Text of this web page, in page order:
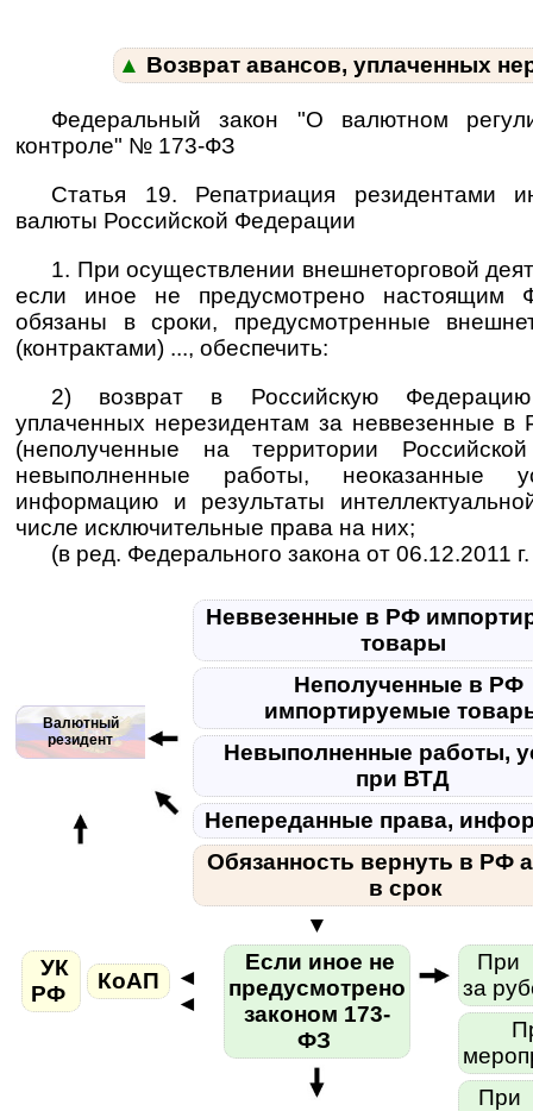
▲ Возврат авансов, уплаченных
Федеральный закон "О валютном
контроле" № 173-ФЗ
Статья 19. Репатриация резидентами
валюты Российской Федерации
1. При осуществлении внешнеторговой
если иное не предусмотрено настоящим
обязаны в сроки, предусмотренные
(контрактами) ..., обеспечить:
2) возврат в Российскую
уплаченных нерезидентам за неввезенные в
(неполученные на территории
невыполненные работы, неоказанные
информацию и результаты
числе исключительные права на них;
(в ред. Федерального закона от 06.12.2011
Валютный
резидент
Неввезенные в РФ
товары
Неполученные в РФ
импортируемые
Невыполненные работы,
при ВТД
Непереданные права,
Обязанность вернуть в РФ
в срок
▼
УК
РФ
КоАП
◄
◄
Если иное не
предусмотрено
законом 173-
ФЗ
При
за
При